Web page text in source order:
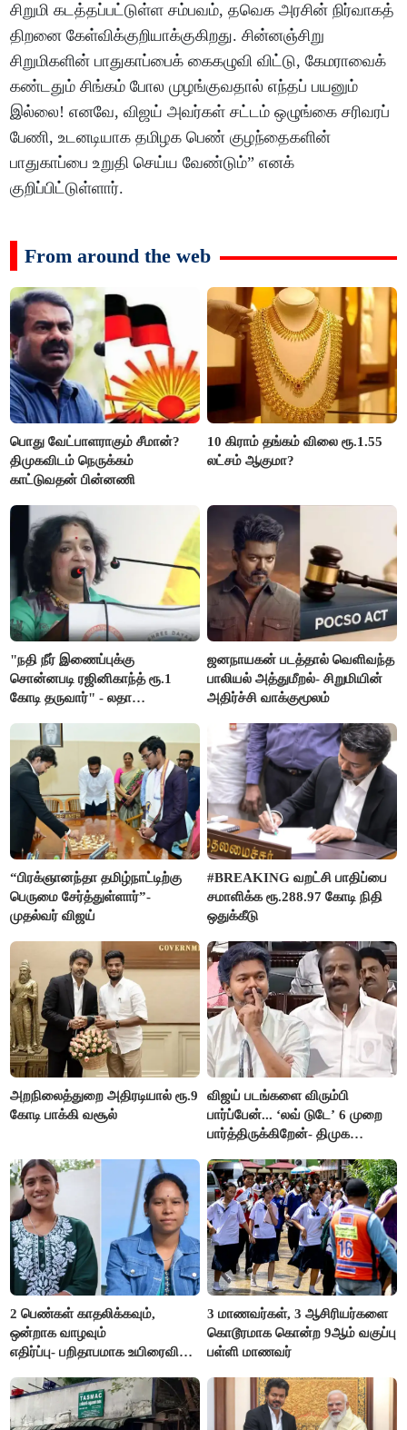
சிறுமி கடத்தப்பட்டுள்ள சம்பவம், தவெக அரசின் நிர்வாகத்
திறனை கேள்விக்குறியாக்குகிறது. சின்னஞ்சிறு
சிறுமிகளின் பாதுகாப்பைக் கைகழுவி விட்டு, கேமராவைக்
கண்டதும் சிங்கம் போல முழங்குவதால் எந்தப் பயனும்
இல்லை! எனவே, விஜய் அவர்கள் சட்டம் ஒழுங்கை சரிவரப்
பேணி, உடனடியாக தமிழக பெண் குழந்தைகளின்
பாதுகாப்பை உறுதி செய்ய வேண்டும்” எனக்
குறிப்பிட்டுள்ளார்.
From around the web
பொது வேட்பாளராகும் சீமான்?
திமுகவிடம் நெருக்கம்
காட்டுவதன் பின்னணி
10 கிராம் தங்கம் விலை ரூ.1.55
லட்சம் ஆகுமா?
"நதி நீர் இணைப்புக்கு
சொன்னபடி ரஜினிகாந்த் ரூ.1
கோடி தருவார்" - லதா
ஜனநாயகன் படத்தால் வெளிவந்த
பாலியல் அத்துமீறல்- சிறுமியின்
அதிர்ச்சி வாக்குமூலம்
“பிரக்ஞானந்தா தமிழ்நாட்டிற்கு
பெருமை சேர்த்துள்ளார்”-
முதல்வர் விஜய்
#BREAKING வறட்சி பாதிப்பை
சமாளிக்க ரூ.288.97 கோடி நிதி
ஒதுக்கீடு
அறநிலைத்துறை அதிரடியால் ரூ.9
கோடி பாக்கி வசூல்
விஜய் படங்களை விரும்பி
பார்ப்பேன்... ‘லவ் டுடே’ 6 முறை
பார்த்திருக்கிறேன்- திமுக
2 பெண்கள் காதலிக்கவும்,
ஒன்றாக வாழவும்
எதிர்ப்பு- பறிதாபமாக உயிரைவிட்ட
3 மாணவர்கள், 3 ஆசிரியர்களை
கொடூரமாக கொன்ற 9ஆம் வகுப்பு
பள்ளி மாணவர்